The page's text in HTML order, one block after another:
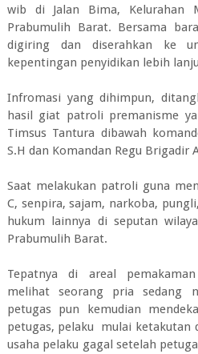
wib di Jalan Bima, Kelurahan
Prabumulih Barat. Bersama
digiring dan diserahkan ke
kepentingan penyidikan lebih
Infromasi yang dihimpun,
hasil giat patroli premanisme
Timsus Tantura dibawah
S.H dan Komandan Regu Brigadir
Saat melakukan patroli guna
C, senpira, sajam, narkoba,
hukum lainnya di seputan
Prabumulih Barat.
Tepatnya di areal
melihat seorang pria sedang
petugas pun kemudian
petugas, pelaku mulai ketakutan
usaha pelaku gagal setelah